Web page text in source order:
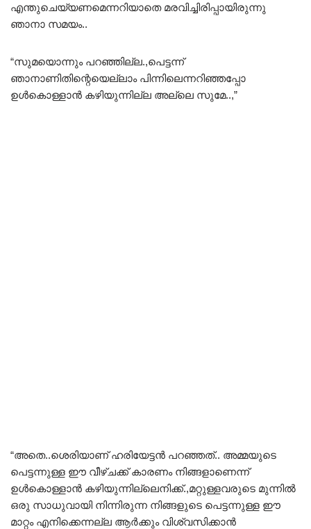
എന്തുചെയ്യണമെന്നറിയാതെ മരവിച്ചിരിപ്പായിരുന്നു
ഞാനാ സമയം..
“സുമയൊന്നും പറഞ്ഞില്ല.,പെട്ടന്ന്
ഞാനാണിതിന്റെയെല്ലാം പിന്നിലെന്നറിഞ്ഞപ്പോ
ഉൾകൊള്ളാൻ കഴിയുന്നില്ല അല്ലെ സുമേ..,”
“അതെ..ശെരിയാണ് ഹരിയേട്ടൻ പറഞ്ഞത്.. അമ്മയുടെ
പെട്ടന്നുള്ള ഈ വീഴ്ചക്ക്‌ കാരണം നിങ്ങളാണെന്ന്
ഉൾകൊള്ളാൻ കഴിയുന്നില്ലെനിക്ക്.,മറ്റുള്ളവരുടെ മുന്നിൽ
ഒരു സാധുവായി നിന്നിരുന്ന നിങ്ങളുടെ പെട്ടന്നുള്ള ഈ
മാറ്റം എനിക്കെന്നല്ല ആർക്കും വിശ്വസിക്കാൻ